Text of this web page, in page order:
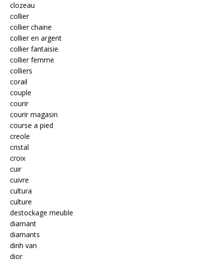
clozeau
collier
collier chaine
collier en argent
collier fantaisie
collier femme
colliers
corail
couple
courir
courir magasin
course a pied
creole
cristal
croix
cuir
cuivre
cultura
culture
destockage meuble
diamant
diamants
dinh van
dior